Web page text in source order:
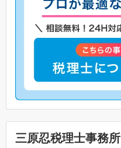
三原忍税理士事務所